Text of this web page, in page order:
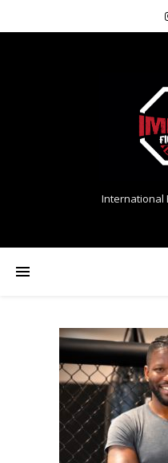
International